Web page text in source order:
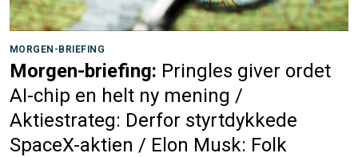
MORGEN-BRIEFING
Morgen-briefing: Pringles giver ordet
AI-chip en helt ny mening /
Aktiestrateg: Derfor styrtdykkede
SpaceX-aktien / Elon Musk: Folk